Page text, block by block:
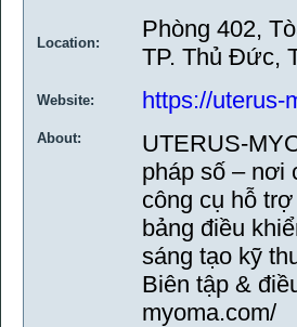
Location:
Phòng 402,
TP. Thủ Đức,
Website: https://uterus-
About:
UTERUS-
pháp số – nơi
công cụ hỗ
bảng điều
sáng tạo kỹ
Biên tập &
myoma.com/